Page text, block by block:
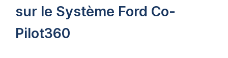
sur le Système Ford Co-
Pilot360